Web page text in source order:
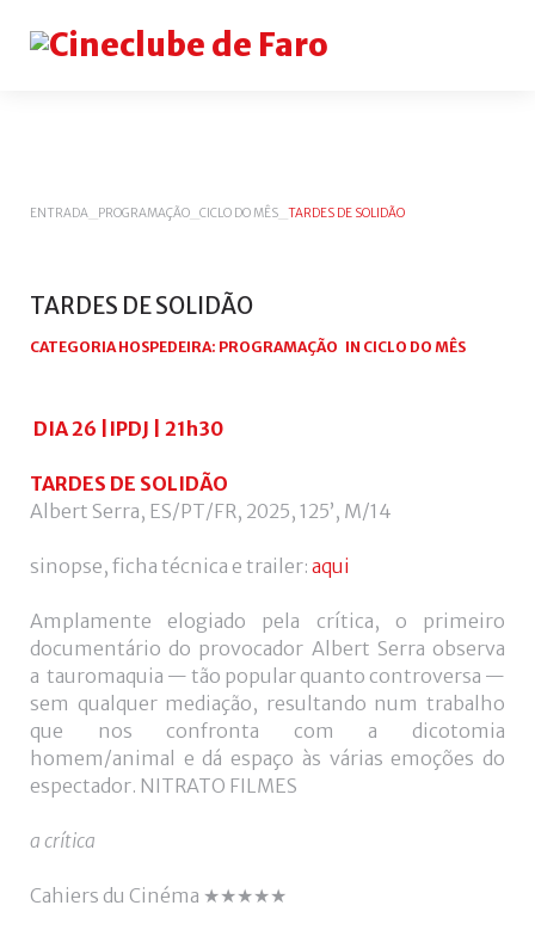
ENTRADA PROGRAMAÇÃO CICLO DO MÊS TARDES DE SOLIDÃO
TARDES DESOLIDÃO
CATEGORIA HOSPEDEIRA: PROGRAMAÇÃO IN CICLO DO MÊS
DIA 26 |IPDJ | 21h30
TARDES DE SOLIDÃO
Albert Serra, ES/PT/FR, 2025, 125’, M/14
sinopse, ficha técnica e trailer: aqui
Amplamente elogiado pela crítica, o primeiro
documentário do provocador Albert Serra observa
a tauromaquia — tão popular quanto controversa —
sem qualquer mediação, resultando num trabalho
que nos confronta com a dicotomia
homem/animal e dá espaço às várias emoções do
espectador. NITRATO FILMES
a crítica
Cahiers du Cinéma ★★★★★
se
da
senha?